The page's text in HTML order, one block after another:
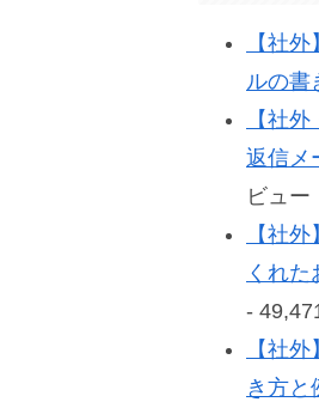
【社
ルの書
【社
返信メ
ビュー
【社
くれ
-
【社
き方と